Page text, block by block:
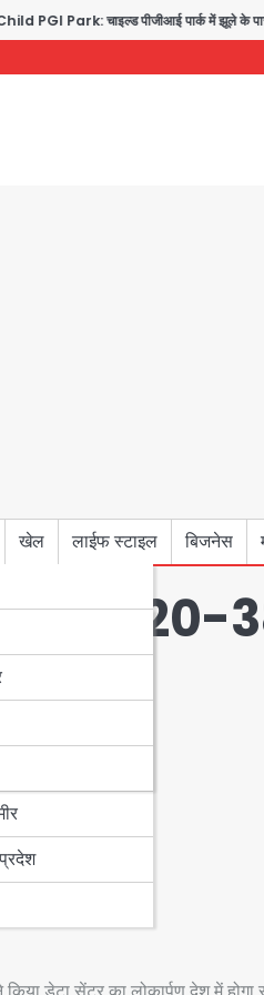
Park: चाइल्ड पीजीआई पार्क में झूले के पास लोहे
खेल लाईफ स्टाइल बिजनेस
31-20-